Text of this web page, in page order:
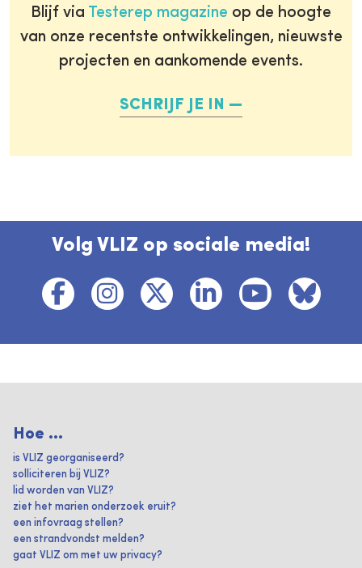
Blijf via Testerep magazine op de hoogte
van onze recentste ontwikkelingen, nieuwste
projecten en aankomende events.
SCHRIJF JE IN
Volg VLIZ op sociale media!
Hoe ...
is VLIZ georganiseerd?
solliciteren bij VLIZ?
lid worden van VLIZ?
ziet het marien onderzoek eruit?
een infovraag stellen?
een strandvondst melden?
gaat VLIZ om met uw privacy?